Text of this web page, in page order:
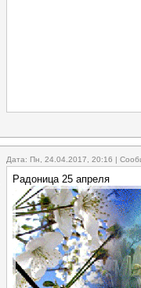
Дата: Пн, 24.04.2017, 20:16 |
Радоница 25 апреля